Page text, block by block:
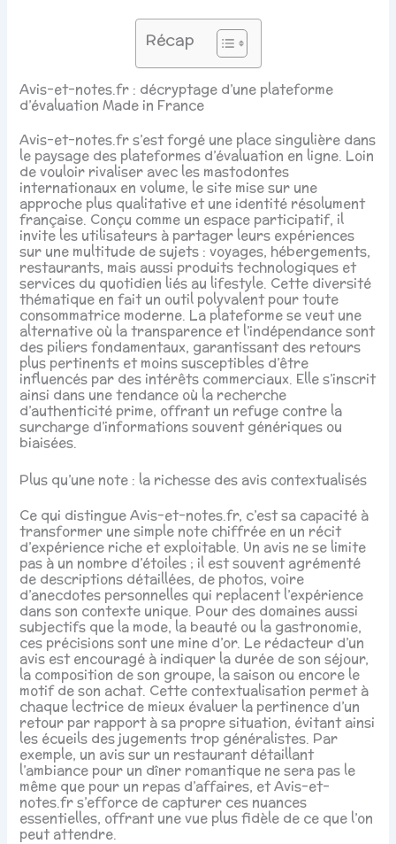
Récap
Avis-et-notes.fr : décryptage d’une plateforme
d’évaluation Made in France
Avis-et-notes.fr s’est forgé une place singulière dans
le paysage des plateformes d’évaluation en ligne. Loin
de vouloir rivaliser avec les mastodontes
internationaux en volume, le site mise sur une
approche plus qualitative et une identité résolument
française. Conçu comme un espace participatif, il
invite les utilisateurs à partager leurs expériences
sur une multitude de sujets : voyages, hébergements,
restaurants, mais aussi produits technologiques et
services du quotidien liés au lifestyle. Cette diversité
thématique en fait un outil polyvalent pour toute
consommatrice moderne. La plateforme se veut une
alternative où la transparence et l’indépendance sont
des piliers fondamentaux, garantissant des retours
plus pertinents et moins susceptibles d’être
influencés par des intérêts commerciaux. Elle s’inscrit
ainsi dans une tendance où la recherche
d’authenticité prime, offrant un refuge contre la
surcharge d’informations souvent génériques ou
biaisées.
Plus qu’une note : la richesse des avis contextualisés
Ce qui distingue Avis-et-notes.fr, c’est sa capacité à
transformer une simple note chiffrée en un récit
d’expérience riche et exploitable. Un avis ne se limite
pas à un nombre d’étoiles ; il est souvent agrémenté
de descriptions détaillées, de photos, voire
d’anecdotes personnelles qui replacent l’expérience
dans son contexte unique. Pour des domaines aussi
subjectifs que la mode, la beauté ou la gastronomie,
ces précisions sont une mine d’or. Le rédacteur d’un
avis est encouragé à indiquer la durée de son séjour,
la composition de son groupe, la saison ou encore le
motif de son achat. Cette contextualisation permet à
chaque lectrice de mieux évaluer la pertinence d’un
retour par rapport à sa propre situation, évitant ainsi
les écueils des jugements trop généralistes. Par
exemple, un avis sur un restaurant détaillant
l’ambiance pour un dîner romantique ne sera pas le
même que pour un repas d’affaires, et Avis-et-
notes.fr s’efforce de capturer ces nuances
essentielles, offrant une vue plus fidèle de ce que l’on
peut attendre.